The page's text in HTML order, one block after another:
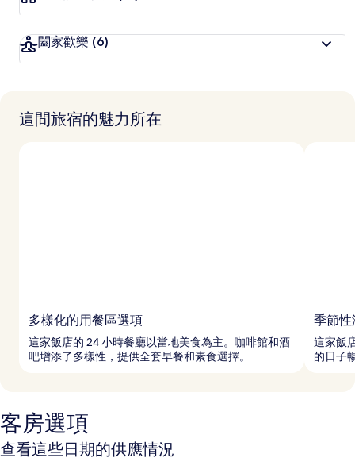
闔家歡樂 (6)
這間旅宿的魅力所在
多樣化的用餐區選項
這家飯店的 24 小時餐廳以當地美食為主。咖啡館和酒
吧增添了多樣性，提供全套早餐和素食選擇。
季節性
這家飯
的日子
客房選項
查看這些日期的供應情況